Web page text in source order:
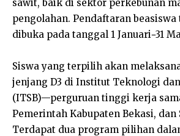
sawit, baik di sektor perkebunan
pengolahan. Pendaftaran
dibuka pada tanggal 1 Januari−31
Siswa yang terpilih akan
jenjang D3 di Institut Teknologi
(ITSB)—perguruan tinggi kerja
Pemerintah Kabupaten Bekasi, dan
Terdapat dua program pilihan